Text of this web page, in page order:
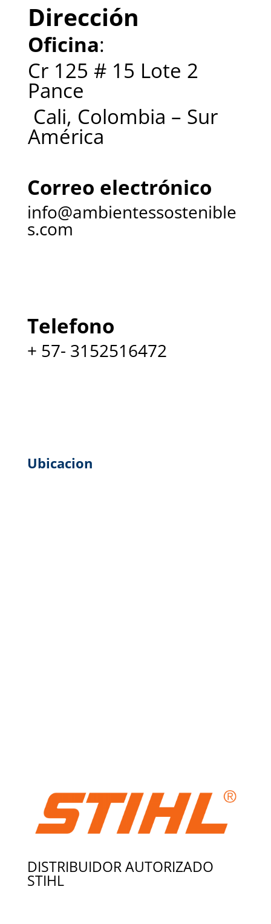
Dirección
Oficina:
Cr 125 # 15 Lote 2
Pance
Cali, Colombia – Sur
América
Correo electrónico
info@ambientessostenible
s.com
Telefono
+ 57- 3152516472
Ubicacion
DISTRIBUIDOR AUTORIZADO
STIHL